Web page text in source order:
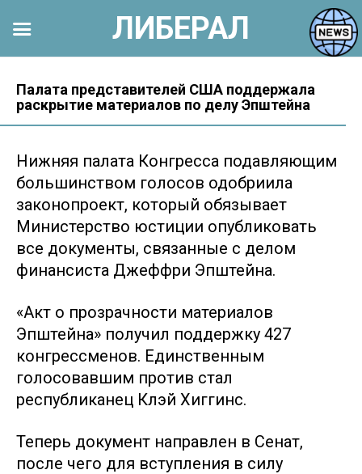
контенту
Палата представителей США поддержала
раскрытие материалов по делу Эпштейна
Нижняя палата Конгресса подавляющим
большинством голосов одобриила
законопроект, который обязывает
Министерство юстиции опубликовать
все документы, связанные с делом
финансиста Джеффри Эпштейна.
«Акт о прозрачности материалов
Эпштейна» получил поддержку 427
конгрессменов. Единственным
голосовавшим против стал
республиканец Клэй Хиггинс.
Теперь документ направлен в Сенат,
после чего для вступления в силу
ЛИБЕРАЛ